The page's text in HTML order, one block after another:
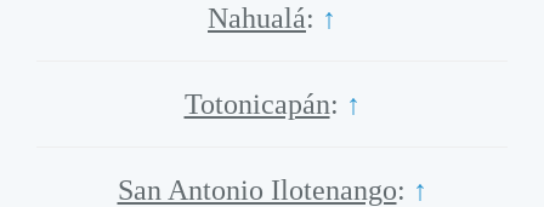
Nahualá: ↑
Totonicapán: ↑
San Antonio Ilotenango: ↑